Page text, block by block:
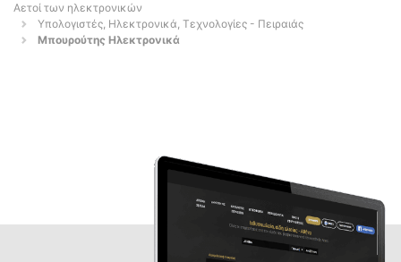
Αετοί των ηλεκτρονικών
Υπολογιστές, Ηλεκτρονικά, Τεχνολογίες - Πειραιάς
Μπουρούτης Ηλεκτρονικά